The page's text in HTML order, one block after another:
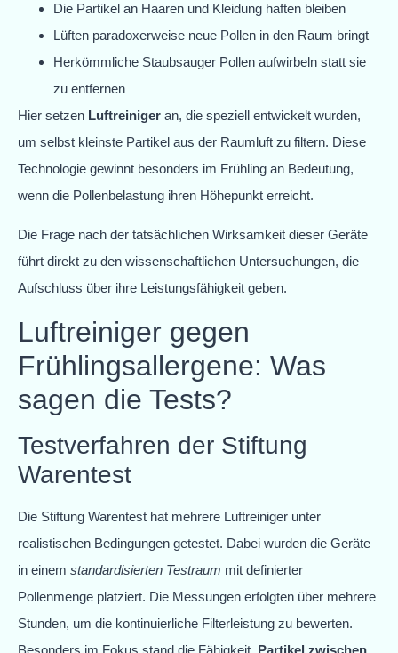
Die Partikel an Haaren und Kleidung haften bleiben
Lüften paradoxerweise neue Pollen in den Raum bringt
Herkömmliche Staubsauger Pollen aufwirbeln statt sie
zu entfernen
Hier setzen Luftreiniger an, die speziell entwickelt wurden,
um selbst kleinste Partikel aus der Raumluft zu filtern. Diese
Technologie gewinnt besonders im Frühling an Bedeutung,
wenn die Pollenbelastung ihren Höhepunkt erreicht.
Die Frage nach der tatsächlichen Wirksamkeit dieser Geräte
führt direkt zu den wissenschaftlichen Untersuchungen, die
Aufschluss über ihre Leistungsfähigkeit geben.
Luftreiniger gegen
Frühlingsallergene: Was
sagen die Tests?
Testverfahren der Stiftung
Warentest
Die Stiftung Warentest hat mehrere Luftreiniger unter
realistischen Bedingungen getestet. Dabei wurden die Geräte
in einem standardisierten Testraum mit definierter
Pollenmenge platziert. Die Messungen erfolgten über mehrere
Stunden, um die kontinuierliche Filterleistung zu bewerten.
Besonders im Fokus stand die Fähigkeit, Partikel zwischen